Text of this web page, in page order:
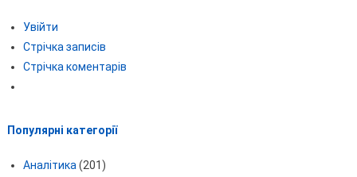
Увійти
Стрічка записів
Стрічка коментарів
Популярні категорії
Аналітика (201)